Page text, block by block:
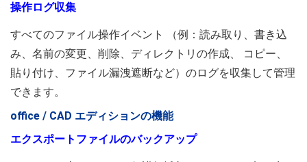
操作ログ収集
すべてのファイル操作イベント （例：読み取り、書き込
み、名前の変更、削除、ディレクトリの作成、 コピー、
貼り付け、ファイル漏洩遮断など）のログを収集して管理
できます。
office / CAD エディションの機能
エクスポートファイルのバックアップ